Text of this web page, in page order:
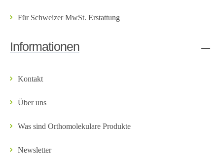
Für Schweizer MwSt. Erstattung
Informationen
Kontakt
Über uns
Was sind Orthomolekulare Produkte
Newsletter